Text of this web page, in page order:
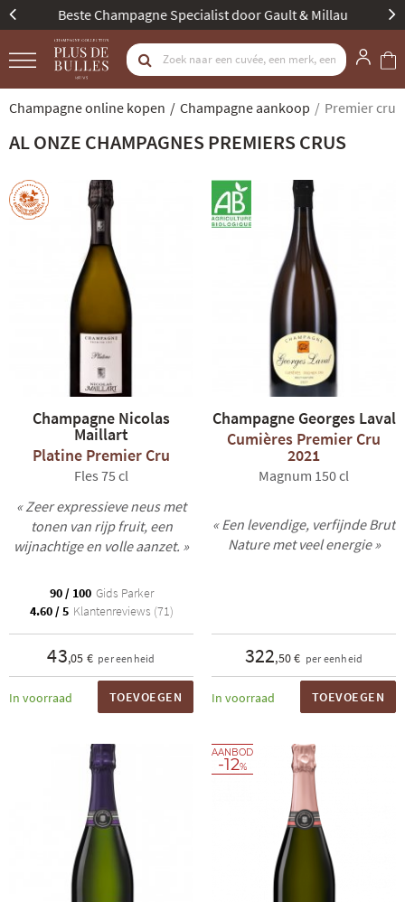
Beste Champagne Specialist door Gault & Millau
Champagne online kopen Champagne aankoop Premier cru
AL ONZE CHAMPAGNES PREMIERS CRUS
Champagne Nicolas
Maillart
Platine Premier Cru
Fles 75 cl
« Zeer expressieve neus met
tonen van rijp fruit, een
wijnachtige en volle aanzet. »
90 / 100 Gids Parker
4.60 / 5 Klantenreviews (71)
43,05 € per eenheid
In voorraad TOEVOEGEN
Champagne Georges Laval
Cumières Premier Cru
2021
Magnum 150 cl
« Een levendige, verfijnde Brut
Nature met veel energie »
322,50 € per eenheid
In voorraad TOEVOEGEN
AANBOD
-12%